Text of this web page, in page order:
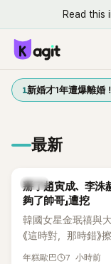
Read this
1新婚才1年遭爆離婚
最新
韓星
掰了趙寅成、李洙
夠了帥哥」遭挖
韓國女星金珉禧與
《這時對，那時錯
今，戀情已持續近
年糕歐巴 7 小時前